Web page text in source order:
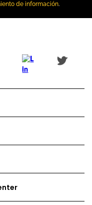
de información.